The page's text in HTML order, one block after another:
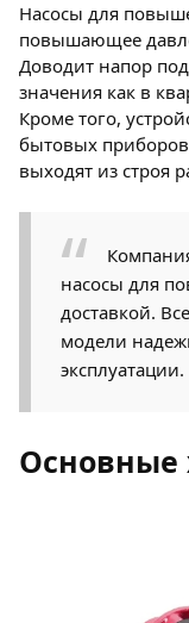
Насосы для
повышающее
Доводит напор
значения как в
Кроме того,
бытовых
выходят из строя
насосы для
доставкой.
модели
эксплуатации.
Основные